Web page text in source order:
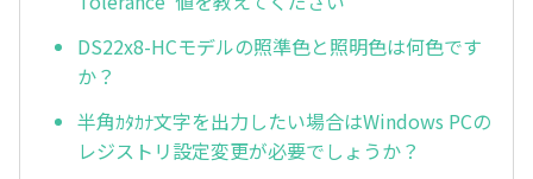
DS22x8-HCモデルの照準色と照明色は何色です
か？
半角ｶﾀｶﾅ文字を出力したい場合はWindows PCの
レジストリ設定変更が必要でしょうか？